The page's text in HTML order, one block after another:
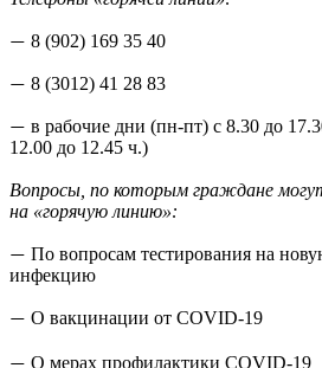
— 8 (902) 169 35 40
— 8 (3012) 41 28 83
— в рабочие дни (пн-пт) с 8.30 до
12.00 до 12.45 ч.)
Вопросы, по которым граждане
на «горячую линию»:
— По вопросам тестирования на
инфекцию
— О вакцинации от COVID-19
О мерах профилактики COVID-19